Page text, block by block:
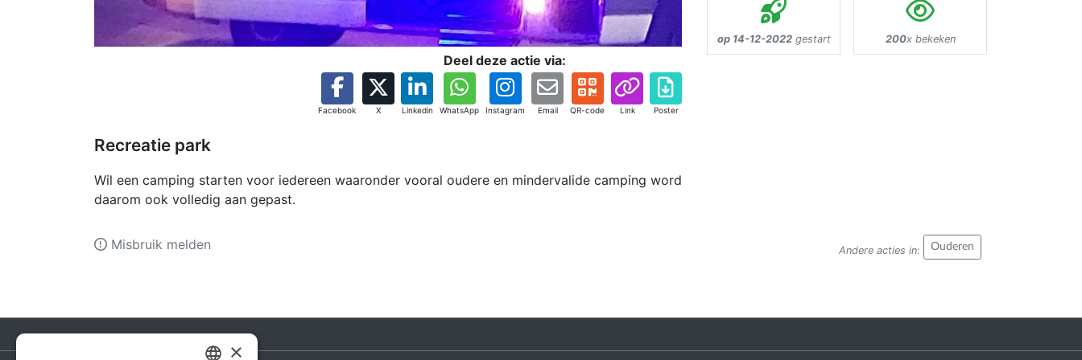
Deel deze actie via:
Facebook X Linkedin WhatsApp Instagram Email QR-code Link Poster
Recreatie park
Wil een camping starten voor iedereen waaronder vooral oudere en mindervalide camping word
daarom ook volledig aan gepast.
op 14-12-2022gestart 200x bekeken
Andere acties in: Ouderen
Misbruik melden
×